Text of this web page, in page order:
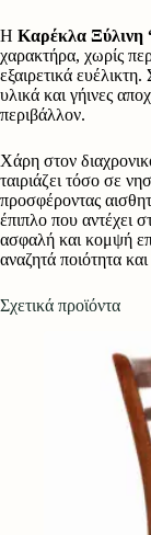
Η Καρέκλα
χαρακτήρα, χωρίς
εξαιρετικά
υλικά και γήινες
περιβάλλον.
Χάρη στον
ταιριάζει τόσο σε
προσφέροντας
έπιπλο που αντέχει
ασφαλή και κομψή
αναζητά ποιότητα
Σχετικά προϊόντα